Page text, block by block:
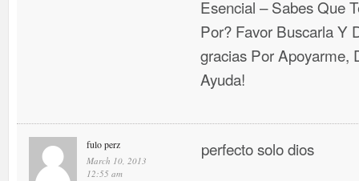
Esencial – Sabes Que
Por? Favor Buscarla Y
gracias Por Apoyarme,
Ayuda!
fulo perz
March 10, 2013
12:55 am
perfecto solo dios